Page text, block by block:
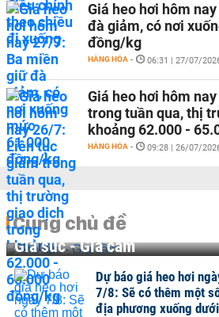
Giá heo hơi hôm
đà giảm, có nơi
đồng/kg
HÀNG HÓA - 06:31 | 27/07/
Giá heo hơi hôm
trong tuần qua, thị
khoảng 62.000 -
HÀNG HÓA - 09:28 | 26/07/
Cùng chủ đề
Gia súc - Gia cầm
Dự báo giá heo hơi
7/8: Sẽ có thêm một
địa phương xuống